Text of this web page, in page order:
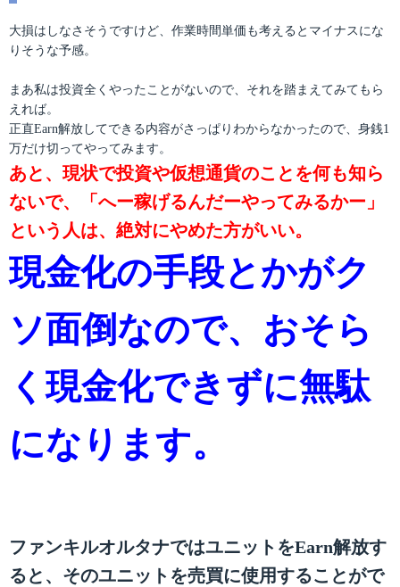
ゴ
リ
ー
日:
大損はしなさそうですけど、作業時間単価も考えるとマイナスにな
りそうな予感。
まあ私は投資全くやったことがないので、それを踏まえてみてもら
えれば。
正直Earn解放してできる内容がさっぱりわからなかったので、身銭1
万だけ切ってやってみます。
あと、現状で投資や仮想通貨のことを何も知ら
ないで、「へー稼げるんだーやってみるかー」
という人は、絶対にやめた方がいい。
現金化の手段とかがク
ソ面倒なので、おそら
く現金化できずに無駄
になります。
ファンキルオルタナではユニットをEarn解放す
ると、そのユニットを売買に使用することがで